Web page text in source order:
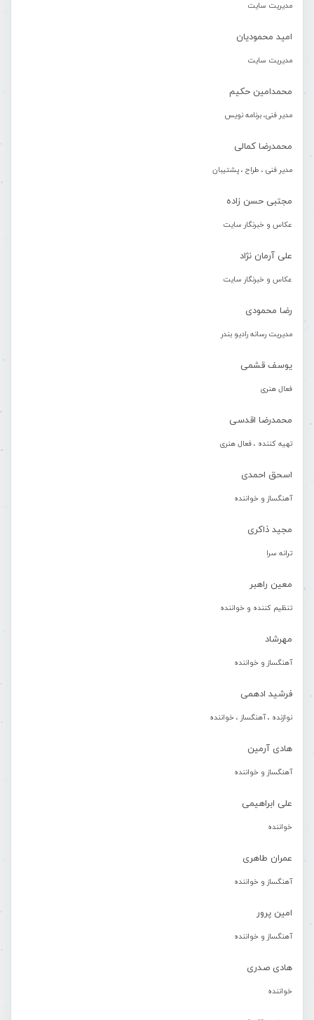
مدیریت سایت
امید محمودیان
مدیریت سایت
محمدامین حکیم
مدیر فنی، برنامه نویس
محمدرضا کمالی
مدیر فنی ، طراح ، پشتیبان
مجتبی حسن زاده
عکاس و خبرنگار سایت
علی آرمان نژاد
عکاس و خبرنگار سایت
رضا محمودی
مدیریت رسانه رادیو بندر
یوسف قشمی
فعال هنری
محمدرضا اقدسی
تهیه کننده ، فعال هنری
اسحق احمدی
آهنگساز و خواننده
مجید ذاکری
ترانه سرا
معین راهبر
تنظیم کننده و خواننده
مهرشاد
آهنگساز و خواننده
فرشید ادهمی
نوازنده ، آهنگساز ، خواننده
هادی آرمین
آهنگساز و خواننده
علی ابراهیمی
خواننده
عمران طاهری
آهنگساز و خواننده
امین پرور
آهنگساز و خواننده
هادی صدری
خواننده